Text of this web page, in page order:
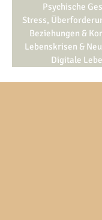
Psychische
Stress,
Beziehungen &
Lebenskrisen &
Digitale